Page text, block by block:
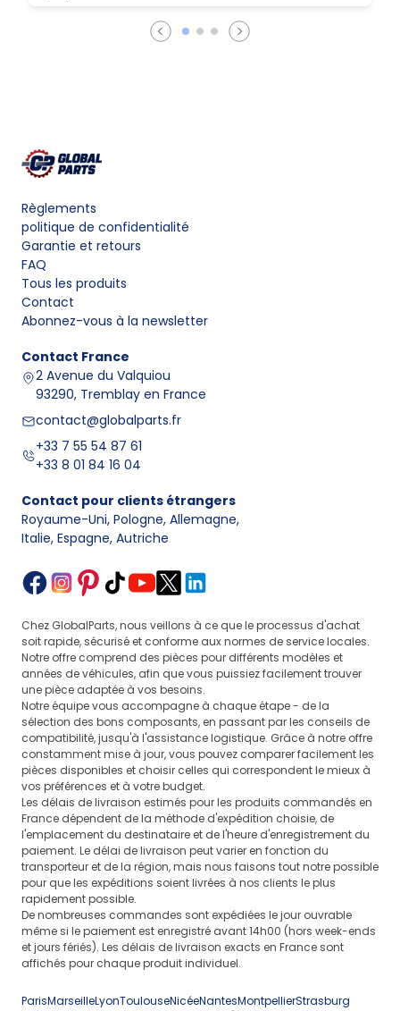
Règlements
politique de confidentialité
Garantie et retours
FAQ
Tous les produits
Contact
Abonnez-vous à la newsletter
Contact France
2 Avenue du Valquiou
93290, Tremblay en France
contact@globalparts.fr
+33 7 55 54 87 61
+33 8 01 84 16 04
Contact pour clients étrangers
Royaume-Uni, Pologne, Allemagne,
Italie, Espagne, Autriche
Chez GlobalParts, nous veillons à ce que le processus d'achat
soit rapide, sécurisé et conforme aux normes de service locales.
Notre offre comprend des pièces pour différents modèles et
années de véhicules, afin que vous puissiez facilement trouver
une pièce adaptée à vos besoins.
Notre équipe vous accompagne à chaque étape - de la
sélection des bons composants, en passant par les conseils de
compatibilité, jusqu'à l'assistance logistique. Grâce à notre offre
constamment mise à jour, vous pouvez comparer facilement les
pièces disponibles et choisir celles qui correspondent le mieux à
vos préférences et à votre budget.
Les délais de livraison estimés pour les produits commandés en
France dépendent de la méthode d'expédition choisie, de
l'emplacement du destinataire et de l'heure d'enregistrement du
paiement. Le délai de livraison peut varier en fonction du
transporteur et de la région, mais nous faisons tout notre possible
pour que les expéditions soient livrées à nos clients le plus
rapidement possible.
De nombreuses commandes sont expédiées le jour ouvrable
même si le paiement est enregistré avant 14h00 (hors week-ends
et jours fériés). Les délais de livraison exacts en France sont
affichés pour chaque produit individuel.
ParisMarseilleLyonToulouseNicéeNantesMontpellierStrasburg